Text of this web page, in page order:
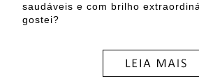
saudáveis e com brilho
gostei?